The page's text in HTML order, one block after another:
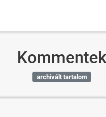
Kommentek
archivált tartalom